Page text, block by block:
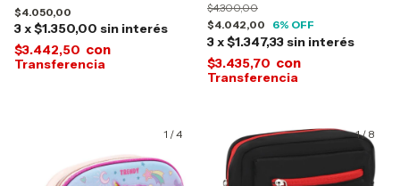
$4.050,00
3x$1.350,00 sin interés
$3.442,50 con
$4.042,00
$4.300,00
6% OFF
3x$1.347,33 sin interés
$3.435,70 con
1 /4 1/8